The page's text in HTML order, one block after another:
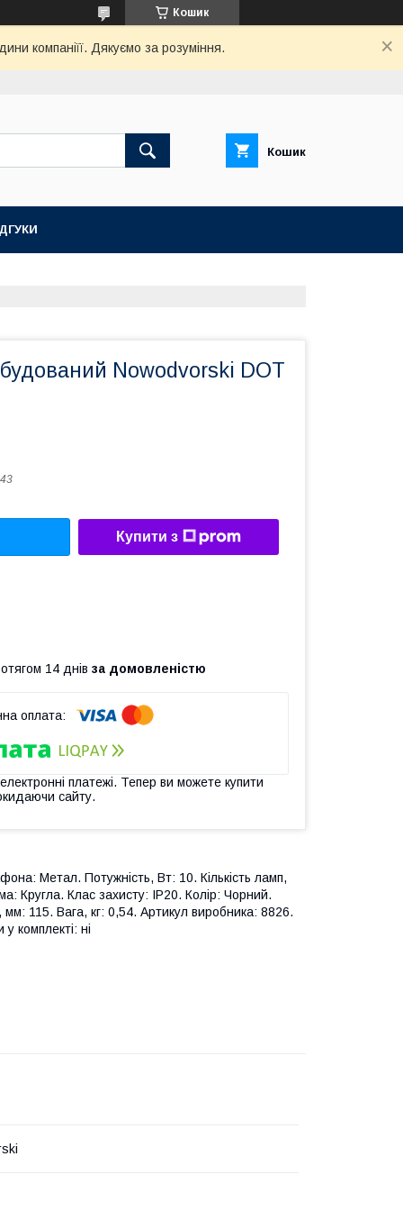
Кошик
компаніїї. Дякуємо за розуміння.
Кошик
Nowodvorski DOT
Купити з
14 днів за домовленістю
платежі. Тепер ви можете купити
сайту.
Метал. Потужність, Вт: 10. Кількість ламп,
Кругла. Клас захисту: IP20. Колір: Чорний.
115. Вага, кг: 0,54. Артикул виробника: 8826.
комплекті: ні